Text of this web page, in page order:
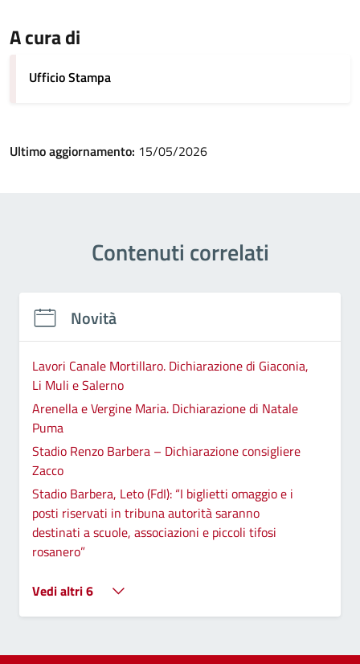
A cura di
Ufficio Stampa
Ultimo aggiornamento: 15/05/2026
Contenuti correlati
Novità
Lavori Canale Mortillaro. Dichiarazione di Giaconia,
Li Muli e Salerno
Arenella e Vergine Maria. Dichiarazione di Natale
Puma
Stadio Renzo Barbera – Dichiarazione consigliere
Zacco
Stadio Barbera, Leto (FdI): “I biglietti omaggio e i
posti riservati in tribuna autorità saranno
destinati a scuole, associazioni e piccoli tifosi
rosanero”
Vedi altri 6